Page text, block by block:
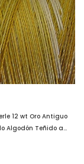
12 wt Oro Antiguo
Algodón Teñido a